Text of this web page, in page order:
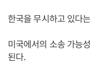
한국을 무시하고 있다
미국에서의 소송 가능
된다.